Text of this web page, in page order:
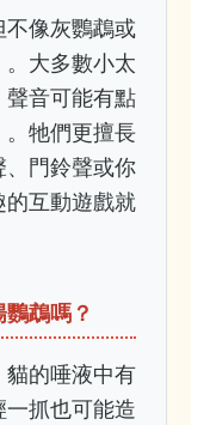
不像灰鸚鵡或
大多數小太
聲音可能有點
。牠們更擅長
、門鈴聲或你
的互動遊戲就
鵡嗎？
貓的唾液中有
抓也可能造